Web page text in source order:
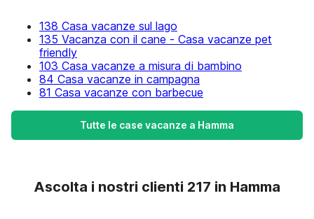
138 Casa vacanze sul lago
135 Vacanza con il cane - Casa vacanze pet
friendly
103 Casa vacanze a misura di bambino
84 Casa vacanze in campagna
81 Casa vacanze con barbecue
Tutte le case vacanze a Hamma
Ascolta i nostri clienti 217 in Hamma